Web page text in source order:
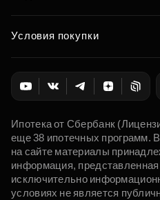
Условия покупки
Ипотека от Сбербанк
еще 38 ипотечных программ.
на сайте материалы
информация,
исключительно
условиях не является